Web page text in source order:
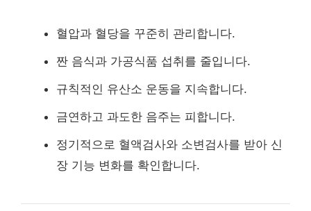
혈압과 혈당을 꾸준히 관리합니다.
짠 음식과 가공식품 섭취를 줄입니다.
규칙적인 유산소 운동을 지속합니다.
금연하고 과도한 음주는 피합니다.
정기적으로 혈액검사와 소변검사를 받아 신
장 기능 변화를 확인합니다.